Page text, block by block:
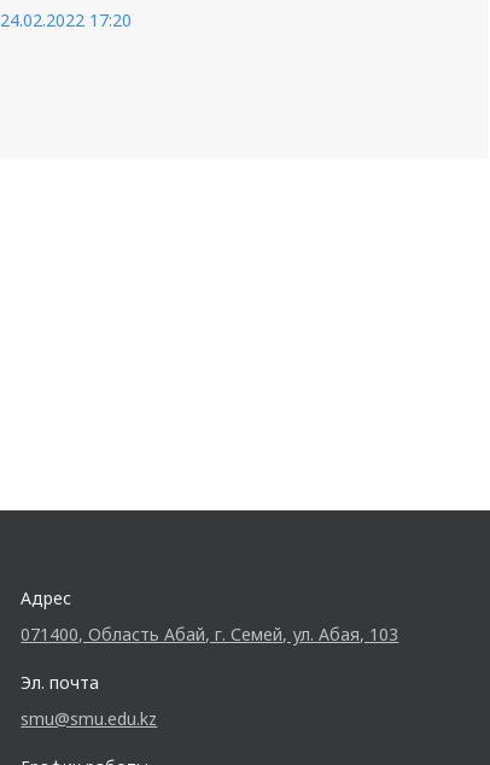
24.02.2022 17:20
Адрес
071400, Область Абай, г. Семей, ул. Абая, 103
Эл. почта
smu@smu.edu.kz